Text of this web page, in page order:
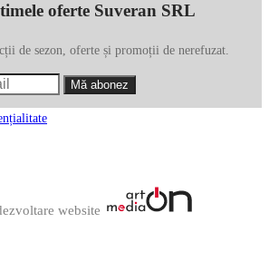
oferte Suveran SRL
de sezon, oferte și promoții de nerefuzat.
website